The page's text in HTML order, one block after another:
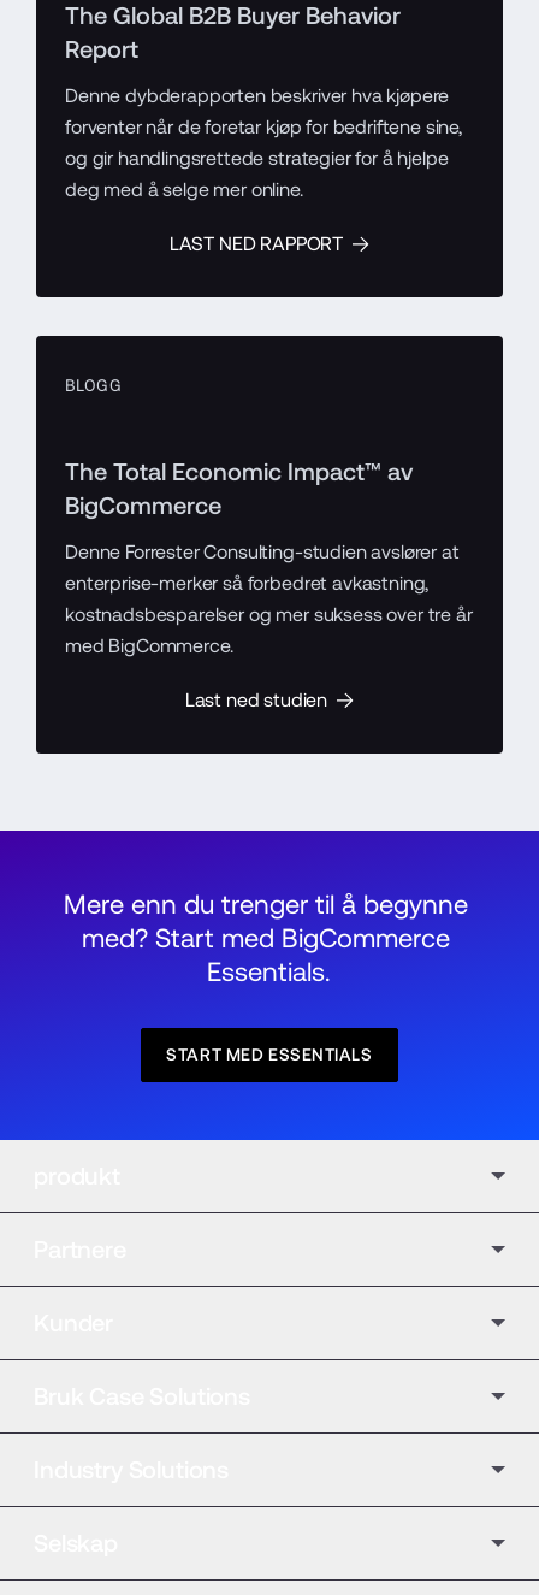
The Global B2B Buyer Behavior
Report
Denne dybderapporten beskriver hva kjøpere
forventer når de foretar kjøp for bedriftene sine,
og gir handlingsrettede strategier for å hjelpe
deg med å selge mer online.
LAST NED RAPPORT
BLOGG
The Total Economic Impact™ av
BigCommerce
Denne Forrester Consulting-studien avslører at
enterprise-merker så forbedret avkastning,
kostnadsbesparelser og mer suksess over tre år
med BigCommerce.
Last ned studien
Mere enn du trenger til å begynne
med? Start med BigCommerce
Essentials.
START MED ESSENTIALS